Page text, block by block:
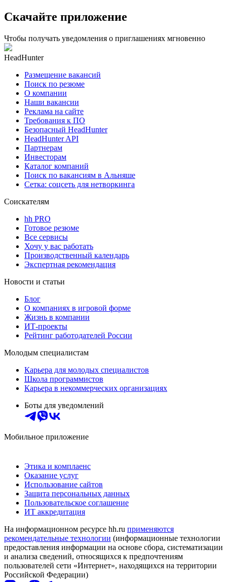
Скачайте приложение
Чтобы получать уведомления о приглашениях мгновенно
HeadHunter
Размещение вакансий
Поиск по резюме
О компании
Наши вакансии
Реклама на сайте
Требования к ПО
Безопасный HeadHunter
HeadHunter API
Партнерам
Инвесторам
Каталог компаний
Поиск по вакансиям в Альняше
Сетка: соцсеть для нетворкинга
Соискателям
hh PRO
Готовое резюме
Все сервисы
Хочу у вас работать
Производственный календарь
Экспертная рекомендация
Новости и статьи
Блог
О компаниях в игровой форме
Жизнь в компании
ИТ-проекты
Рейтинг работодателей России
Молодым специалистам
Карьера для молодых специалистов
Школа программистов
Карьера в некоммерческих организациях
Боты для уведомлений
Мобильное приложение
Этика и комплаенс
Оказание услуг
Использование сайтов
Защита персональных данных
Пользовательское соглашение
ИТ аккредитация
На информационном ресурсе hh.ru применяются
рекомендательные технологии (информационные технологии
предоставления информации на основе сбора, систематизации
и анализа сведений, относящихся к предпочтениям
пользователей сети «Интернет», находящихся на территории
Российской Федерации)